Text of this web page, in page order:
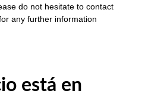
do not hesitate to contact
any further information
está en